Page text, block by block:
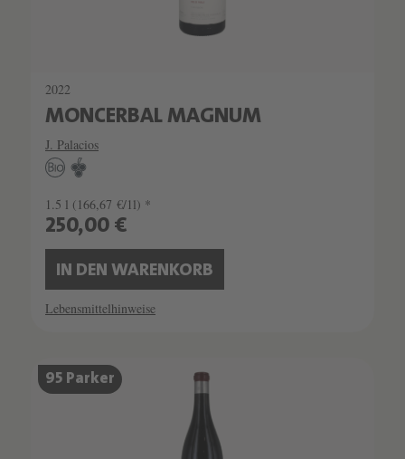
2022
MONCERBAL MAGNUM
J. Palacios
1.5 l (166,67 €/1l) *
250,00 €
IN DEN WARENKORB
Lebensmittelhinweise
95 Parker